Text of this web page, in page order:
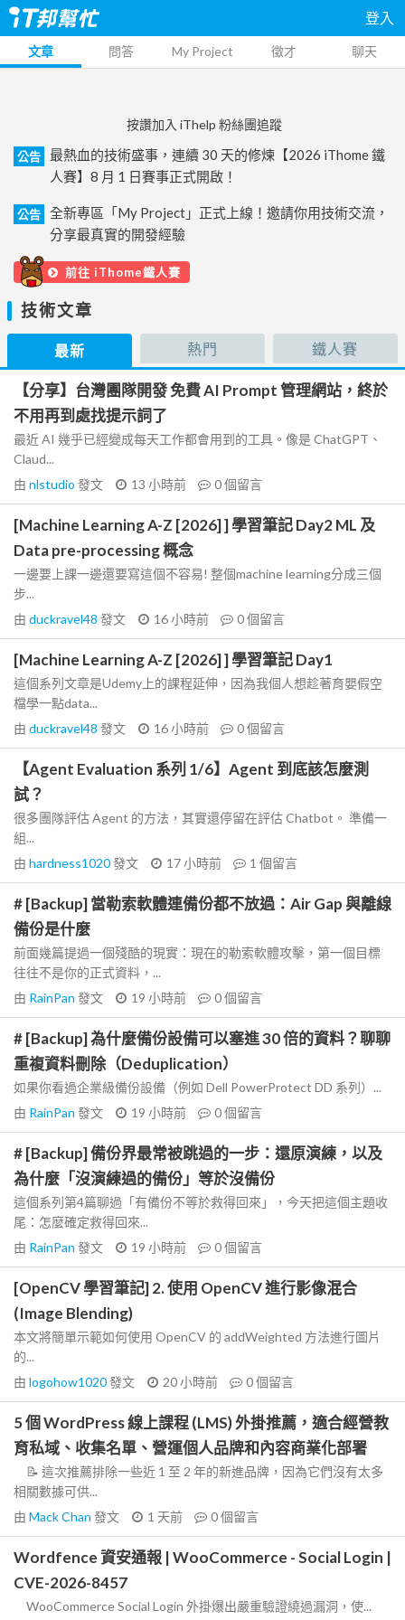
登入
文章 問答 My Project 徵才 聊天
按讚加入 iThelp 粉絲團追蹤
公告
最熱血的技術盛事，連續 30 天的修煉【2026 iThome 鐵
人賽】8 月 1 日賽事正式開啟！
公告
全新專區「My Project」正式上線！邀請你用技術交流，
分享最真實的開發經驗
前往 iThome鐵人賽
技術文章
最新 熱門 鐵人賽
【分享】台灣團隊開發 免費 AI Prompt 管理網站，終於
不用再到處找提示詞了
最近 AI 幾乎已經變成每天工作都會用到的工具。像是 ChatGPT、
Claud...
由 nlstudio 發文 13 小時前 0個留言
[Machine Learning A-Z [2026] ] 學習筆記 Day2 ML 及
Data pre-processing 概念
一邊要上課一邊還要寫這個不容易! 整個machine learning分成三個
步...
由 duckravel48 發文 16 小時前 0個留言
[Machine Learning A-Z [2026] ] 學習筆記 Day1
這個系列文章是Udemy上的課程延伸，因為我個人想趁著育嬰假空
檔學一點data...
由 duckravel48 發文 16 小時前 0個留言
【Agent Evaluation 系列 1/6】Agent 到底該怎麼測
試？
很多團隊評估 Agent 的方法，其實還停留在評估 Chatbot。 準備一
組...
由 hardness1020發文 17 小時前 1 個留言
# [Backup] 當勒索軟體連備份都不放過：Air Gap 與離線
備份是什麼
前面幾篇提過一個殘酷的現實：現在的勒索軟體攻擊，第一個目標
往往不是你的正式資料，...
由 RainPan 發文 19 小時前 0個留言
# [Backup] 為什麼備份設備可以塞進 30 倍的資料？聊聊
重複資料刪除（Deduplication）
如果你看過企業級備份設備（例如 Dell PowerProtect DD 系列）...
由 RainPan 發文 19 小時前 0個留言
# [Backup] 備份界最常被跳過的一步：還原演練，以及
為什麼「沒演練過的備份」等於沒備份
這個系列第4篇聊過「有備份不等於救得回來」，今天把這個主題收
尾：怎麼確定救得回來...
由 RainPan 發文 19 小時前 0個留言
[OpenCV 學習筆記] 2. 使用 OpenCV 進行影像混合
(Image Blending)
本文將簡單示範如何使用 OpenCV 的 addWeighted 方法進行圖片
的...
由 logohow1020發文 20 小時前 0個留言
5 個 WordPress 線上課程 (LMS) 外掛推薦，適合經營教
育私域、收集名單、營運個人品牌和內容商業化部署
📝 這次推薦排除一些近 1 至 2 年的新進品牌，因為它們沒有太多
相關數據可供...
由 Mack Chan 發文 1 天前 0個留言
Wordfence 資安通報 | WooCommerce - Social Login |
CVE-2026-8457
WooCommerce Social Login 外掛爆出嚴重驗證繞過漏洞，使...